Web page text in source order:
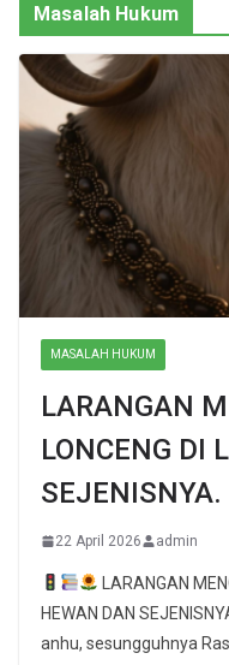
Masalah Hukum
MASALAH HUKUM
LARANGAN
LONCENG DI
SEJENISNYA.
22 April 2026 admin
LARANGAN
HEWAN DAN